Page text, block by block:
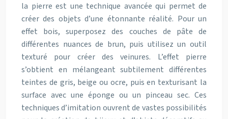
la pierre est une technique avancée qui permet de
créer des objets d’une étonnante réalité. Pour un
effet bois, superposez des couches de pâte de
différentes nuances de brun, puis utilisez un outil
texturé pour créer des veinures. L’effet pierre
s’obtient en mélangeant subtilement différentes
teintes de gris, beige ou ocre, puis en texturisant la
surface avec une éponge ou un pinceau sec. Ces
techniques d’imitation ouvrent de vastes possibilités